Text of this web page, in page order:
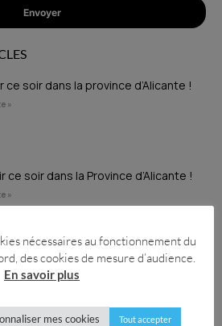
Envoyer
ce soir dans la province d’Alicante !
»
ce soir dans la Province d’Alicante !
»
nécessaires au fonctionnement du
des cookies de mesure d’audience.
En savoir plus
mes cookies Tout accepter